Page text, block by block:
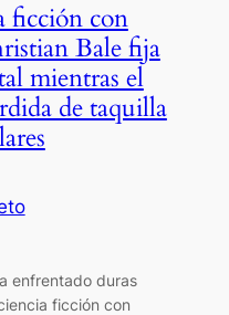
ficción con
Bale fija
mientras el
de taquilla
enfrentado duras
ficción con